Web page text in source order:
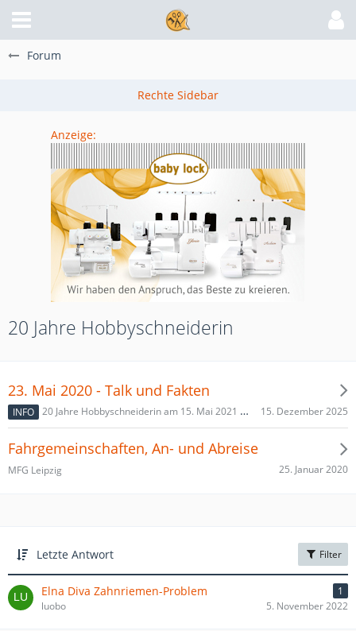
Forum
Anzeige:
20 Jahre Hobbyschneiderin
23. Mai 2020 - Talk und Fakten
INFO 20 Jahre Hobbyschneiderin am 15. Mai 2021 abgesagt 15. Dezember 2025
Fahrgemeinschaften, An- und Abreise
MFG Leipzig 25. Januar 2020
Letzte Antwort Filter
Elna Diva Zahnriemen-Problem
1
luobo
5. November 2022